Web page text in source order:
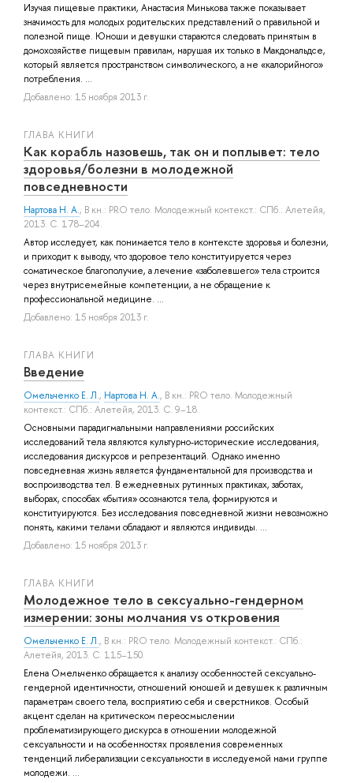
Изучая пищевые практики, Анастасия Минькова также показывает
значимость для молодых родительских представлений о правильной и
полезной пище. Юноши и девушки стараются следовать принятым в
домохозяйстве пищевым правилам, нарушая их только в Макдональдсе,
который является пространством символического, а не «калорийного»
потребления. ...
Добавлено: 15 ноября 2013 г.
ГЛАВА КНИГИ
Как корабль назовешь, так он и поплывет: тело
здоровья/болезни в молодежной
повседневности
Нартова Н. А., В кн.: PRO тело. Молодежный контекст.: СПб.: Алетейя,
2013. С. 178–204.
Автор исследует, как понимается тело в контексте здоровья и болезни,
и приходит к выводу, что здоровое тело конституируется через
соматическое благополучие, а лечение «заболевшего» тела строится
через внутрисемейные компетенции, а не обращение к
профессиональной медицине. ...
Добавлено: 15 ноября 2013 г.
ГЛАВА КНИГИ
Введение
Омельченко Е. Л., Нартова Н. А., В кн.: PRO тело. Молодежный
контекст.: СПб.: Алетейя, 2013. С. 9–18.
Основными парадигмальными направлениями российских
исследований тела являются культурно-исторические исследования,
исследования дискурсов и репрезентаций. Однако именно
повседневная жизнь является фундаментальной для производства и
воспроизводства тел. В ежедневных рутинных практиках, заботах,
выборах, способах «бытия» осознаются тела, формируются и
конституируются. Без исследования повседневной жизни невозможно
понять, какими телами обладают и являются индивиды. ...
Добавлено: 15 ноября 2013 г.
ГЛАВА КНИГИ
Молодежное тело в сексуально-гендерном
измерении: зоны молчания vs откровения
Омельченко Е. Л., В кн.: PRO тело. Молодежный контекст.: СПб.:
Алетейя, 2013. С. 115–150.
Елена Омельченко обращается к анализу особенностей сексуально-
гендерной идентичности, отношений юношей и девушек к различным
параметрам своего тела, восприятию себя и сверстников. Особый
акцент сделан на критическом переосмыслении
проблематизирующего дискурса в отношении молодежной
сексуальности и на особенностях проявления современных
тенденций либерализации сексуальности в исследуемой нами группе
молодежи. ...